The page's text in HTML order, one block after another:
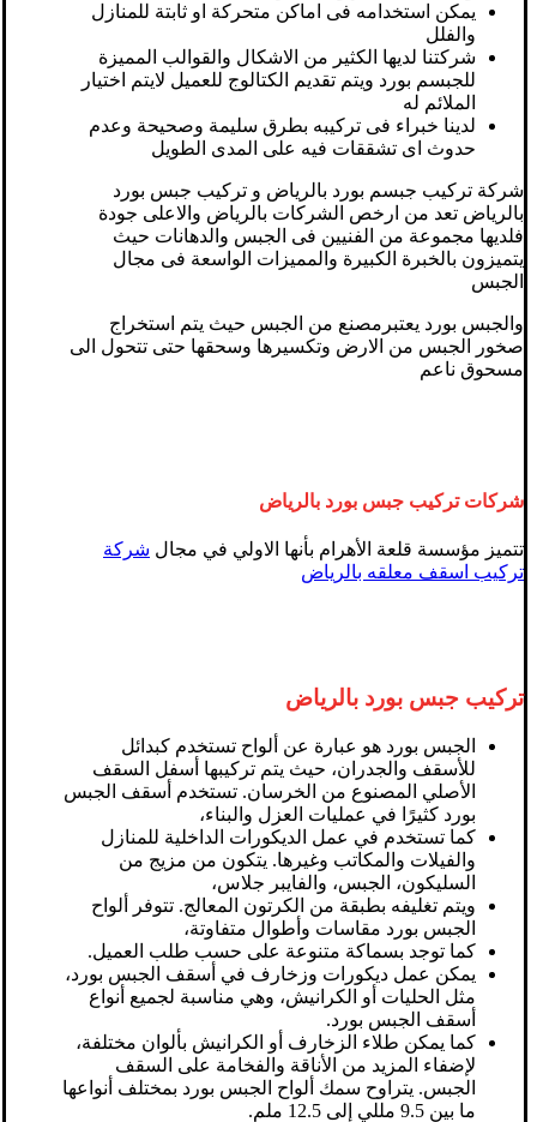
يمكن استخدامه فى اماكن متحركة او ثابتة للمنازل
والفلل
شركتنا لديها الكثير من الاشكال والقوالب المميزة
للجبسم بورد ويتم تقديم الكتالوج للعميل لايتم اختيار
الملائم له
لدينا خبراء فى تركيبه بطرق سليمة وصحيحة وعدم
حدوث اى تشققات فيه على المدى الطويل
شركة تركيب جبسم بورد بالرياض و تركيب جبس بورد
بالرياض تعد من ارخص الشركات بالرياض والاعلى جودة
فلديها مجموعة من الفنيين فى الجبس والدهانات حيث
يتميزون بالخبرة الكبيرة والمميزات الواسعة فى مجال
الجبس
والجبس بورد يعتبرمصنع من الجبس حيث يتم استخراج
صخور الجبس من الارض وتكسيرها وسحقها حتى تتحول الى
مسحوق ناعم
شركات تركيب جبس بورد بالرياض
تتميز مؤسسة قلعة الأهرام بأنها الاولي في مجال شركة
تركيب اسقف معلقه بالرياض
تركيب جبس بورد بالرياض
الجبس بورد هو عبارة عن ألواح تستخدم كبدائل
للأسقف والجدران، حيث يتم تركيبها أسفل السقف
الأصلي المصنوع من الخرسان. تستخدم أسقف الجبس
بورد كثيرًا في عمليات العزل والبناء،
كما تستخدم في عمل الديكورات الداخلية للمنازل
والفيلات والمكاتب وغيرها. يتكون من مزيج من
السليكون، الجبس، والفايبر جلاس،
ويتم تغليفه بطبقة من الكرتون المعالج. تتوفر ألواح
الجبس بورد مقاسات وأطوال متفاوتة،
كما توجد بسماكة متنوعة على حسب طلب العميل.
يمكن عمل ديكورات وزخارف في أسقف الجبس بورد،
مثل الحليات أو الكرانيش، وهي مناسبة لجميع أنواع
أسقف الجبس بورد.
كما يمكن طلاء الزخارف أو الكرانيش بألوان مختلفة،
لإضفاء المزيد من الأناقة والفخامة على السقف
الجبس. يتراوح سمك ألواح الجبس بورد بمختلف أنواعها
ما بين 9.5 مللي إلى 12.5 ملم.